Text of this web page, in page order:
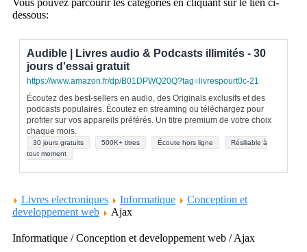
Vous pouvez parcourir les categories en cliquant sur le lien ci-
dessous:
Audible | Livres audio & Podcasts illimités - 30
jours d'essai gratuit
https://www.amazon.fr/dp/B01DPWQ20Q?tag=livrespourt0c-21
Écoutez des best-sellers en audio, des Originals exclusifs et des
podcasts populaires. Écoutez en streaming ou téléchargez pour
profiter sur vos appareils préférés. Un titre premium de votre choix
chaque mois.
30 jours gratuits 500K+ titres Écoute hors ligne
Résiliable à
tout moment
Livres electroniques Informatique
Conception et
developpement web
Ajax
Informatique / Conception et developpement web / Ajax